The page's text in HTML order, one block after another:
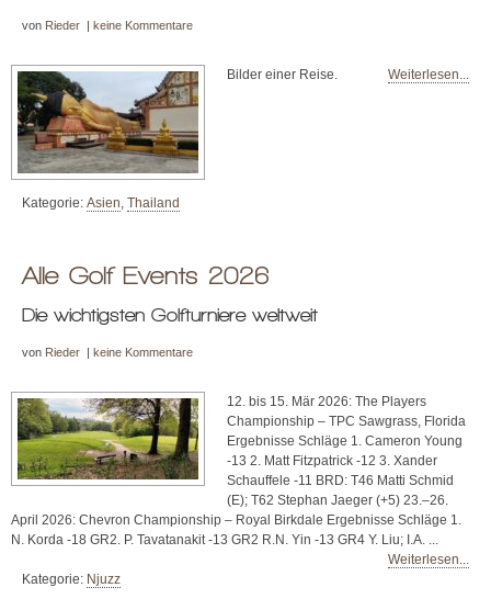
von Rieder | keine Kommentare
Bilder einer Reise. Weiterlesen...
Kategorie: Asien Thailand
Alle Golf Events 2026
Die wichtigsten Golfturniere weltweit
von Rieder | keine Kommentare
12. bis 15. Mär 2026: The Players
Championship – TPC Sawgrass, Florida
Ergebnisse Schläge 1. Cameron Young
-13 2. Matt Fitzpatrick -12 3. Xander
Schauffele -11 BRD: T46 Matti Schmid
(E); T62 Stephan Jaeger (+5) 23.–26.
April 2026: Chevron Championship – Royal Birkdale Ergebnisse Schläge 1.
N. Korda -18 GR2. P. Tavatanakit -13 GR2 R.N. Yin -13 GR4 Y. Liu; I.A. ...
Weiterlesen...
Kategorie: Njuzz